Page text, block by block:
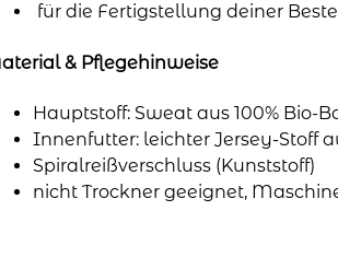
für die Fertigstellung deiner
& Pflegehinweise
Hauptstoff: Sweat aus 100% Bio-
Innenfutter: leichter Jersey-Stoff
Spiralreißverschluss (Kunststoff)
nicht Trockner geeignet,